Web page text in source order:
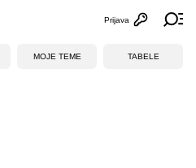
Otvori
Prijava
MOJE TEME TABELE